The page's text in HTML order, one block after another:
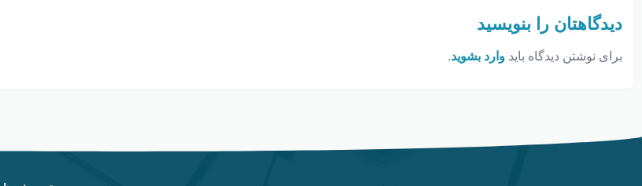
دیدگاهتان را بنویسید
برای نوشتن دیدگاه باید وارد بشوید.